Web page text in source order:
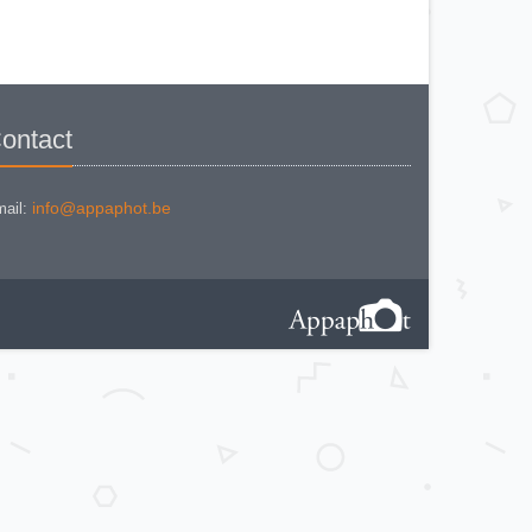
info@appaphot.be